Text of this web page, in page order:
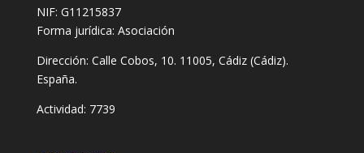
NIF: G11215837
Forma jurídica: Asociación
Dirección: Calle Cobos, 10. 11005, Cádiz (Cádiz).
España.
Actividad: 7739